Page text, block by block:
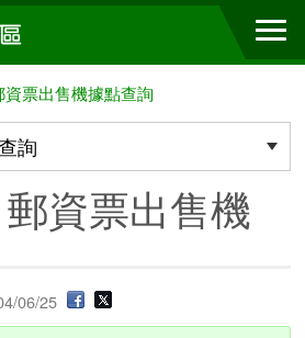
資票出售機據點查詢
郵資票出售機
06/25